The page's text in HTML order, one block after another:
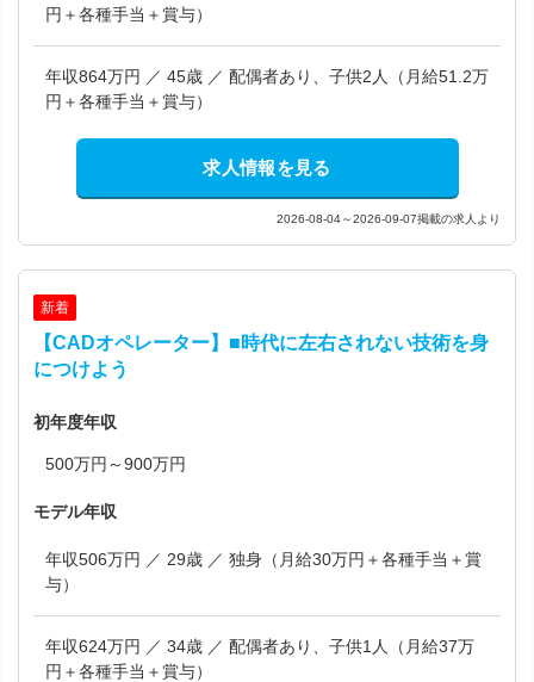
円＋各種手当＋賞与）
年収864万円 ／ 45歳 ／ 配偶者あり、子供2人（月給51.2万
円＋各種手当＋賞与）
求人情報を見る
2026-08-04～2026-09-07掲載の求人より
新着
【CADオペレーター】■時代に左右されない技術を身
につけよう
初年度年収
500万円～900万円
モデル年収
年収506万円 ／ 29歳 ／ 独身（月給30万円＋各種手当＋賞
与）
年収624万円 ／ 34歳 ／ 配偶者あり、子供1人（月給37万
円＋各種手当＋賞与）